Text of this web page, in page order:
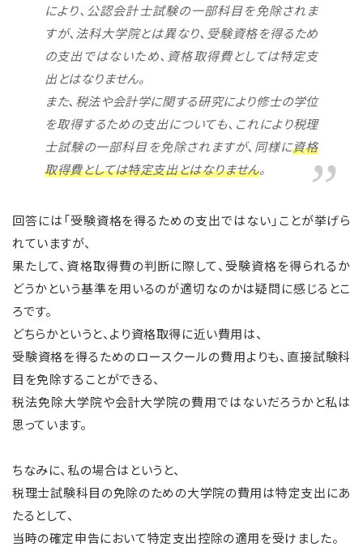
により、公認会計士試験の一部科目を免除されま
すが、法科大学院とは異なり、受験資格を得るため
の支出ではないため、資格取得費としては特定支
出とはなりません。
また、税法や会計学に関する研究により修士の学位
を取得するための支出についても、これにより税理
士試験の一部科目を免除されますが、同様に資格
取得費としては特定支出とはなりません。
回答には「受験資格を得るための支出ではない」ことが挙げら
れていますが、
果たして、資格取得費の判断に際して、受験資格を得られるか
どうかという基準を用いるのが適切なのかは疑問に感じるとこ
ろです。
どちらかというと、より資格取得に近い費用は、
受験資格を得るためのロースクールの費用よりも、直接試験科
目を免除することができる、
税法免除大学院や会計大学院の費用ではないだろうかと私は
思っています。
ちなみに、私の場合はというと、
税理士試験科目の免除のための大学院の費用は特定支出にあ
たるとして、
当時の確定申告において特定支出控除の適用を受けました。